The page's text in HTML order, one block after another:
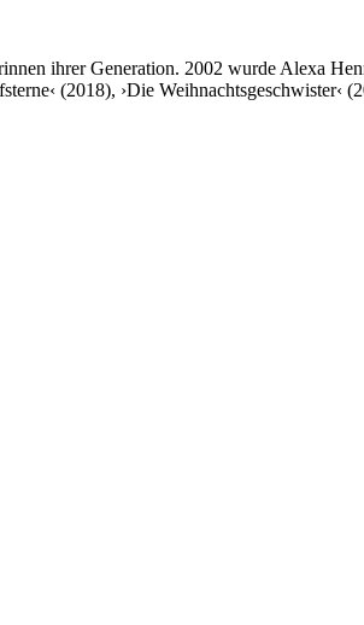
ihrer Generation. 2002 wurde Alexa
(2018), ›Die Weihnachtsgeschwister‹